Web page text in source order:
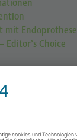
mit Endoprothese
Editor’s Choice